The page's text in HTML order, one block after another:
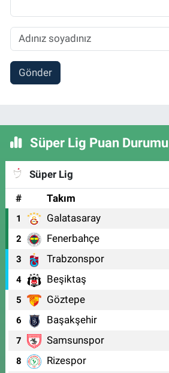
Gönder
Süper Lig Puan Durumu
Süper Lig
#
Takım
1 Galatasaray
2 Fenerbahçe
3 Trabzonspor
4 Beşiktaş
5 Göztepe
6 Başakşehir
7 Samsunspor
8 Rizespor